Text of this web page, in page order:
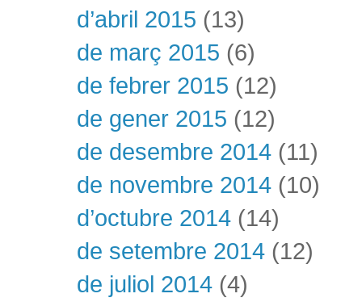
d’abril 2015 (13)
de març 2015 (6)
de febrer 2015 (12)
de gener 2015 (12)
de desembre 2014 (11)
de novembre 2014 (10)
d’octubre 2014 (14)
de setembre 2014 (12)
de juliol 2014 (4)